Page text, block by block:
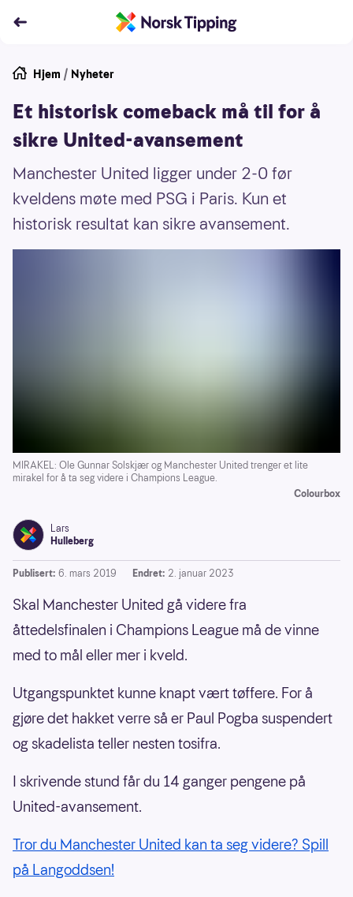
Hjem / Nyheter
Et historisk comeback må til for å
sikre United-avansement
Manchester United ligger under 2-0 før
kveldens møte med PSG i Paris. Kun et
historisk resultat kan sikre avansement.
MIRAKEL: Ole Gunnar Solskjær og Manchester United trenger et lite
mirakel for å ta seg videre i Champions League.
Colourbox
Lars
Hulleberg
Publisert: 6. mars 2019 Endret: 2. januar 2023
Skal Manchester United gå videre fra
åttedelsfinalen i Champions League må de vinne
med to mål eller mer i kveld.
Utgangspunktet kunne knapt vært tøffere. For å
gjøre det hakket verre så er Paul Pogba suspendert
og skadelista teller nesten tosifra.
I skrivende stund får du 14 ganger pengene på
United-avansement.
Tror du Manchester United kan ta seg videre? Spill
på Langoddsen!